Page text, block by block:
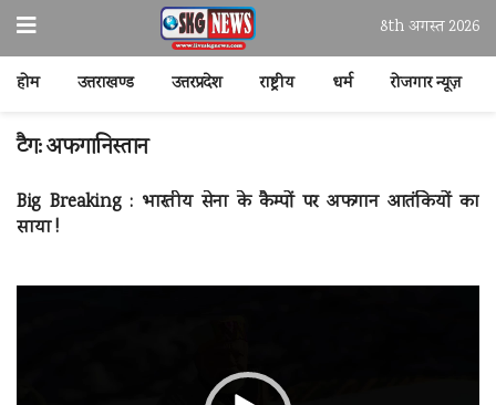
8th अगस्त 2026
होम उत्तराखण्ड उत्तरप्रदेश राष्ट्रीय धर्म रोजगार न्यूज़
टैग:अफगानिस्तान
Big Breaking : भारतीय सेना के कैम्पों पर अफगान आतंकियों का
साया !